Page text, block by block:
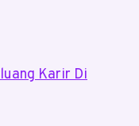
Karir Di